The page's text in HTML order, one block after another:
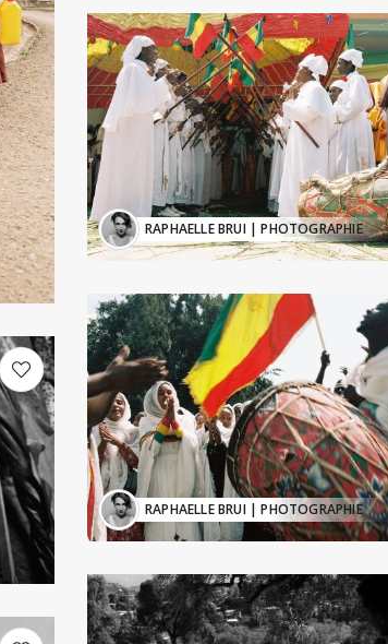
RAPHAELLE BRUI| PHOTOGRAPHIE
RAPHAELLE BRUI| PHOTOGRAPHIE